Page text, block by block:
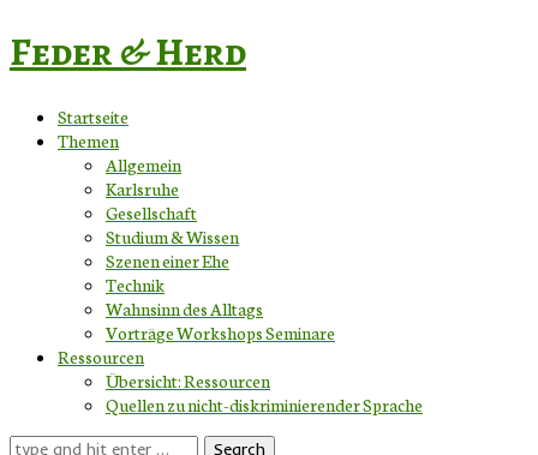
Feder & Herd
Startseite
Themen
Allgemein
Karlsruhe
Gesellschaft
Studium & Wissen
Szenen einer Ehe
Technik
Wahnsinn des Alltags
Vorträge Workshops Seminare
Ressourcen
Übersicht: Ressourcen
Quellen zu nicht-diskriminierender Sprache
Search